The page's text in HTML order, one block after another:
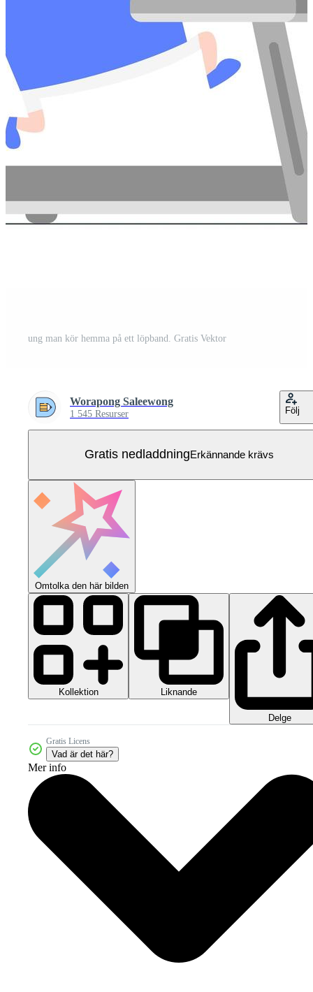
ung man kör hemma på ett löpband. Gratis Vektor
Worapong Saleewong
1 545 Resurser Följ
Gratis nedladdningErkännande krävs
Omtolka den här bilden
Kollektion Liknande
Delge
Gratis Licens
Vad är det här?
Mer info